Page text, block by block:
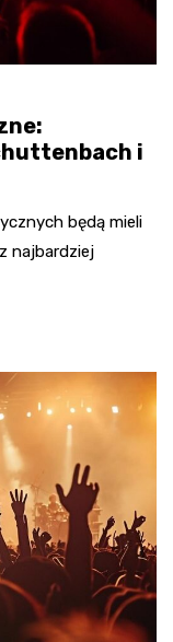
i
będą mieli
najbardziej